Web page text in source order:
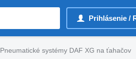
Prihlásenie /
Pneumatické systémy DAF XG na ťahačov